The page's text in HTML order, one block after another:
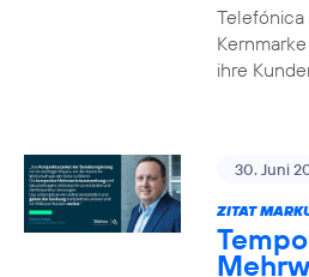
ihre
30. Juni
ZITAT